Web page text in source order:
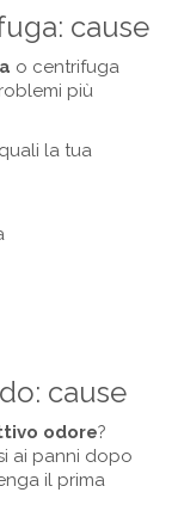
cause
o centrifuga
più
la tua
cause
odore?
ai panni dopo
il prima